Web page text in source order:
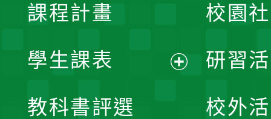
課程計畫
學生課表
教科書評選
校園
研習
校外